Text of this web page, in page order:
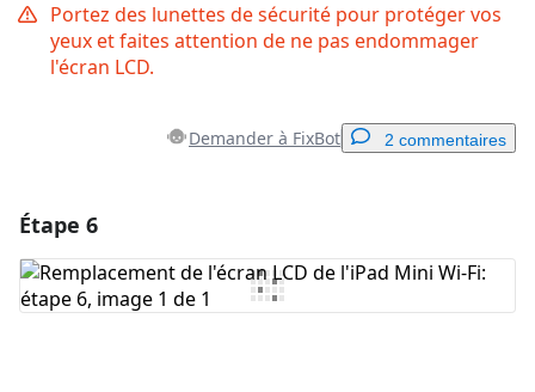
Portez des lunettes de sécurité pour protéger vos
yeux et faites attention de ne pas endommager
l'écran LCD.
Demander à FixBot 2 commentaires
Ajouter un commentaire
Étape 6